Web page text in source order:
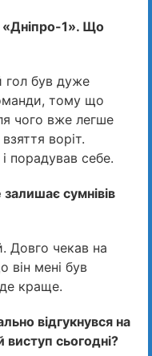
«Дніпро-1». Що
гол був дуже
тому що
чого вже легше
воріт.
порадував себе.
залишає сумнівів
Довго чекав на
він мені був
краще.
відгукнувся на
виступ сьогодні?